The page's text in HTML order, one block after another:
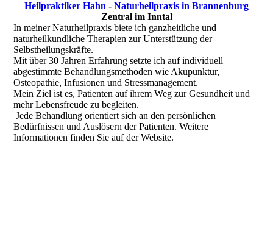
Heilpraktiker Hahn - Naturheilpraxis in Brannenburg
Zentral im Inntal
In meiner Naturheilpraxis biete ich ganzheitliche und
naturheilkundliche Therapien zur Unterstützung der
Selbstheilungskräfte.
Mit über 30 Jahren Erfahrung setzte ich auf individuell
abgestimmte Behandlungsmethoden wie Akupunktur,
Osteopathie, Infusionen und Stressmanagement.
Mein Ziel ist es, Patienten auf ihrem Weg zur Gesundheit und
mehr Lebensfreude zu begleiten.
Jede Behandlung orientiert sich an den persönlichen
Bedürfnissen und Auslösern der Patienten. Weitere
Informationen finden Sie auf der Website.